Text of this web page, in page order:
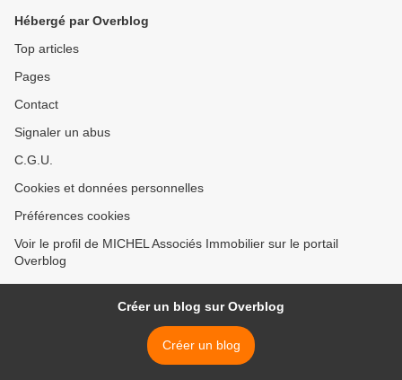
Hébergé par Overblog
Top articles
Pages
Contact
Signaler un abus
C.G.U.
Cookies et données personnelles
Préférences cookies
Voir le profil de MICHEL Associés Immobilier sur le portail
Overblog
Créer un blog sur Overblog
Créer un blog